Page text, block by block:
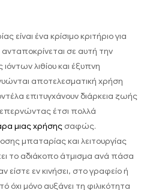
είναι ένα κρίσιμο κριτήριο για
σε αυτή την
λιθίου και έξυπνη
αποτελεσματική χρήση
επιτυγχάνουν διάρκεια ζωής
έτσι πολλά
μιας χρήσης σαφώς.
μπαταρίας και λειτουργίας
το αδιάκοπο άτμισμα ανά πάσα
εν κινήσει, στο γραφείο ή
όχι μόνο αυξάνει τη φιλικότητα